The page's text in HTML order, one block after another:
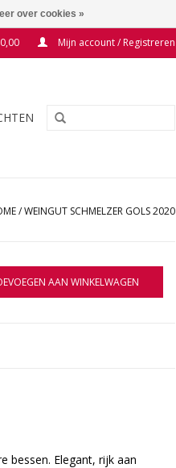
Mijn account / Registreren
/WEINGUT SCHMELZER GOLS 2020
AAN WINKELWAGEN
bessen. Elegant, rijk aan
over cookies »